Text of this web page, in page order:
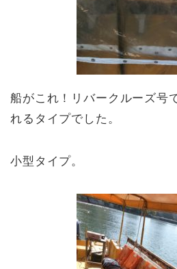
船がこれ！リバークルーズ号
れるタイプでした。
小型タイプ。